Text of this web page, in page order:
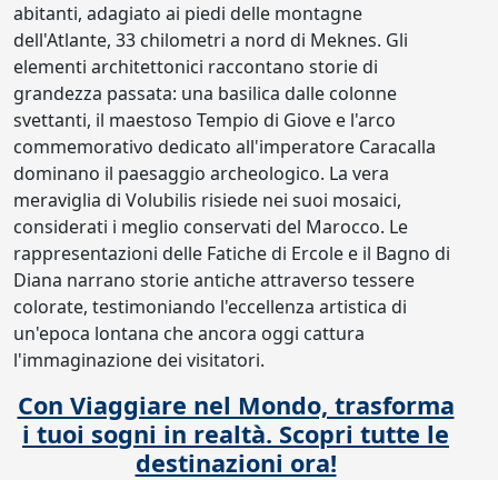
abitanti, adagiato ai piedi delle montagne
dell'Atlante, 33 chilometri a nord di Meknes. Gli
elementi architettonici raccontano storie di
grandezza passata: una basilica dalle colonne
svettanti, il maestoso Tempio di Giove e l'arco
commemorativo dedicato all'imperatore Caracalla
dominano il paesaggio archeologico. La vera
meraviglia di Volubilis risiede nei suoi mosaici,
considerati i meglio conservati del Marocco. Le
rappresentazioni delle Fatiche di Ercole e il Bagno di
Diana narrano storie antiche attraverso tessere
colorate, testimoniando l'eccellenza artistica di
un'epoca lontana che ancora oggi cattura
l'immaginazione dei visitatori.
Con Viaggiare nel Mondo, trasforma
i tuoi sogni in realtà. Scopri tutte le
destinazioni ora!